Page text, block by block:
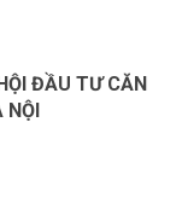
ĐẦU TƯ CĂN
NỘI